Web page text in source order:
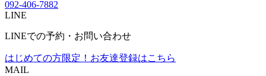
092-406-7882
LINE
LINEでの予約・お問い合わせ
はじめての方限定！ お友達登録はこちら
MAIL